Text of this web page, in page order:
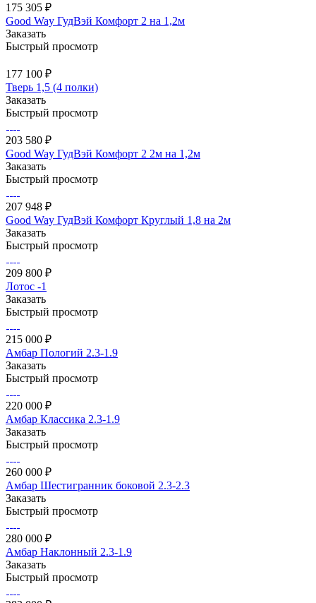
175 305 ₽
Good Way ГудВэй Комфорт 2 на 1,2м
Заказать
Быстрый просмотр
177 100 ₽
Тверь 1,5 (4 полки)
Заказать
Быстрый просмотр
203 580 ₽
Good Way ГудВэй Комфорт 2 2м на 1,2м
Заказать
Быстрый просмотр
207 948 ₽
Good Way ГудВэй Комфорт Круглый 1,8 на 2м
Заказать
Быстрый просмотр
209 800 ₽
Лотос -1
Заказать
Быстрый просмотр
215 000 ₽
Амбар Пологий 2.3-1.9
Заказать
Быстрый просмотр
220 000 ₽
Амбар Классика 2.3-1.9
Заказать
Быстрый просмотр
260 000 ₽
Амбар Шестигранник боковой 2.3-2.3
Заказать
Быстрый просмотр
280 000 ₽
Амбар Наклонный 2.3-1.9
Заказать
Быстрый просмотр